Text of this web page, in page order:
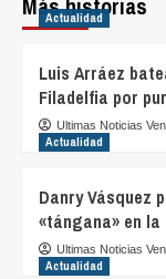
Más historias
Actualidad
Luis Arráez
Filadelfia por
Ultimas Noticias
Actualidad
Danry Vásquez
«tángana» en
Ultimas Noticias
Actualidad